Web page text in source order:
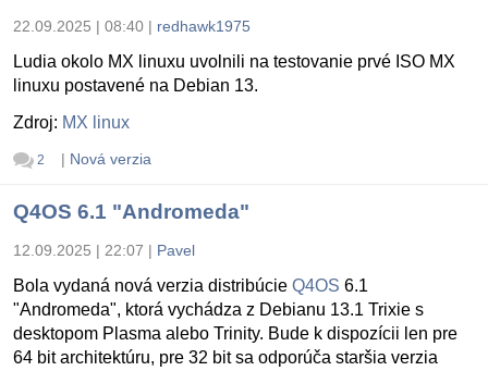
22.09.2025 | 08:40 | redhawk1975
Ludia okolo MX linuxu uvolnili na testovanie prvé ISO MX
linuxu postavené na Debian 13.
Zdroj: MX linux
2 | Nová verzia
Q4OS 6.1 "Andromeda"
12.09.2025 | 22:07 | Pavel
Bola vydaná nová verzia distribúcie Q4OS 6.1
"Andromeda", ktorá vychádza z Debianu 13.1 Trixie s
desktopom Plasma alebo Trinity. Bude k dispozícii len pre
64 bit architektúru, pre 32 bit sa odporúča staršia verzia